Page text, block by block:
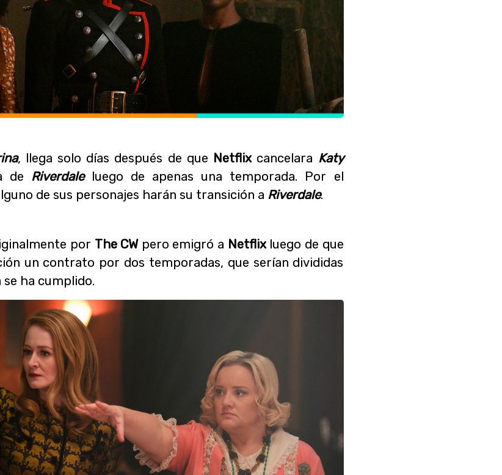
, llega solo días después de que Netflixcancelara Katy
de Riverdaleluego de apenas una temporada. Por el
de sus personajes harán su transición a Riverdale.
por The CW pero emigró a Netflixluego de que
un contrato por dos temporadas, que serían divididas
ha cumplido.